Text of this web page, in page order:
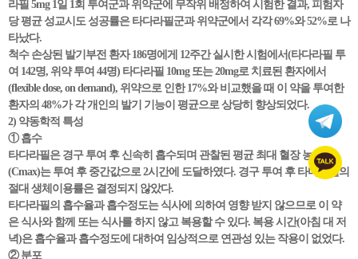
라필 5mg 1일 1회 투여군과 위약군에 무작위 배정하여 시험한 결과, 피험자
당 평균 성교시도 성공률은 타다라필군과 위약군에서 각각 69%와 52%로 나
타났다.
척수 손상된 발기부전 환자 186명에게 12주간 실시한 시험에서(타다라필 투
여 142명, 위약 투여 44명) 타다라필 10mg 또는 20mg로 치료된 환자에서
(flexible dose, on demand), 위약으로 인한 17%와 비교했을 때 이 약을 투여한
환자의 48%가 각 개인의 발기 기능이 평균으로 상당히 향상되었다.
2) 약동학적 특성
① 흡수
타다라필은 경구 투여 후 신속히 흡수되며 관찰된 평균 최대 혈장 농도
(Cmax)는 투여 후 중간값으로 2시간에 도달하였다. 경구 투여 후 타다라필의
절대 생체이용률은 결정되지 않았다.
타다라필의 흡수율과 흡수정도는 식사에 의하여 영향 받지 않으므로 이 약
은 식사와 함께 또는 식사를 하지 않고 복용할 수 있다. 복용 시간(아침 대 저
녁)은 흡수율과 흡수정도에 대하여 임상적으로 연관성 있는 작용이 없었다.
② 분포